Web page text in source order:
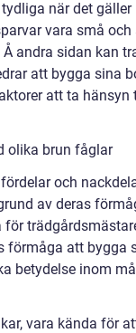
när det gäller
vara små
andra sidan kan
att bygga sina
att ta hänsyn
olika brun fåglar
och
av deras
förmåga att bygga
betydelse inom
vara kända för